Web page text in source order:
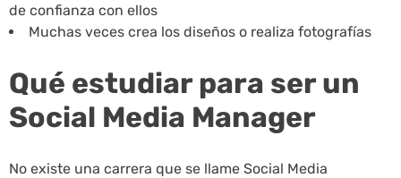
de confianza con ellos
Muchas veces crea los diseños o realiza fotografías
Qué estudiar para ser un
Social Media Manager
No existe una carrera que se llame Social Media